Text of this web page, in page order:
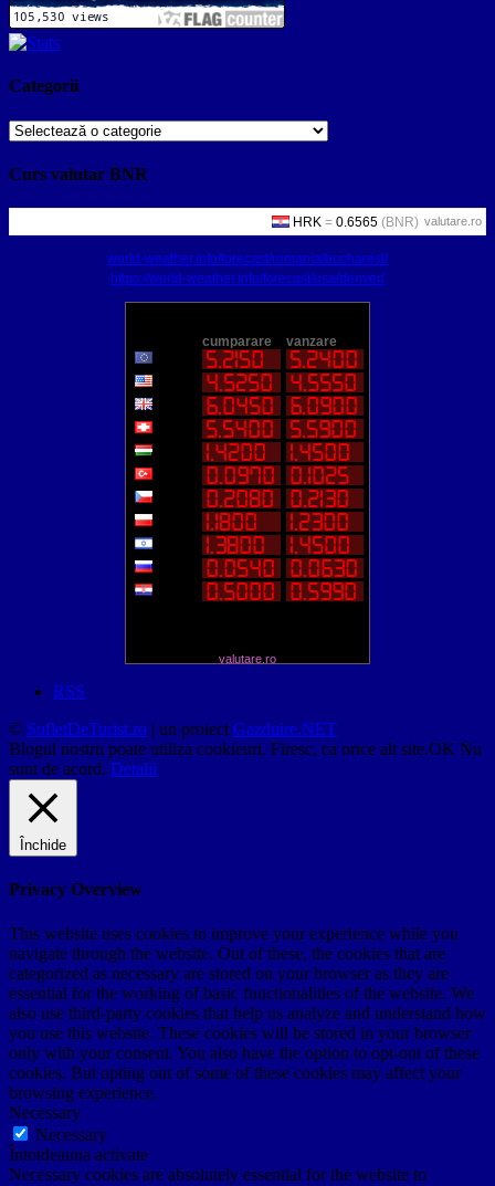
Categorii
Categorii
Curs valutar BNR
valutare.ro
world-weather.info/forecast/romania/bucharest/
https://world-weather.info/forecast/usa/denver/
valutare.ro
RSS
© SufletDeTurist.ro | un proiect Gazduire.NET
Blogul nostru poate utiliza cookieuri. Firesc, ca orice alt site.OK Nu
sunt de acord. Detalii
Închide
Privacy Overview
This website uses cookies to improve your experience while you
navigate through the website. Out of these, the cookies that are
categorized as necessary are stored on your browser as they are
essential for the working of basic functionalities of the website. We
also use third-party cookies that help us analyze and understand how
you use this website. These cookies will be stored in your browser
only with your consent. You also have the option to opt-out of these
cookies. But opting out of some of these cookies may affect your
browsing experience.
Necessary
Necessary
Întotdeauna activate
Necessary cookies are absolutely essential for the website to